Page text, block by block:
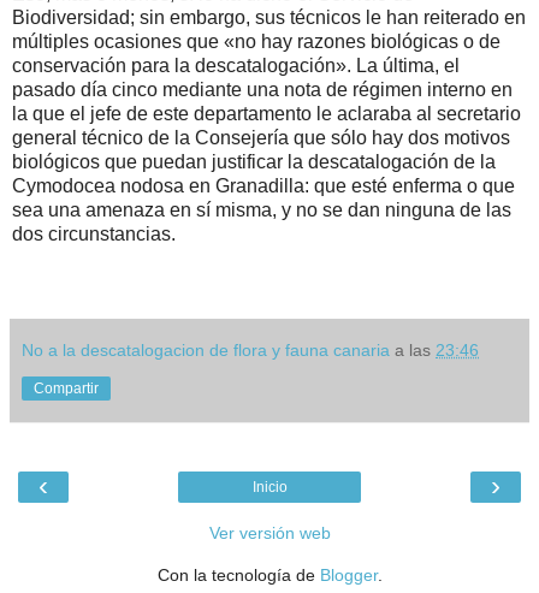
Biodiversidad; sin embargo, sus técnicos le han reiterado en
múltiples ocasiones que «no hay razones biológicas o de
conservación para la descatalogación». La última, el
pasado día cinco mediante una nota de régimen interno en
la que el jefe de este departamento le aclaraba al secretario
general técnico de la Consejería que sólo hay dos motivos
biológicos que puedan justificar la descatalogación de la
Cymodocea nodosa en Granadilla: que esté enferma o que
sea una amenaza en sí misma, y no se dan ninguna de las
dos circunstancias.
No a la descatalogacion de flora y fauna canaria a las 23:46
Compartir
‹ ›
Inicio
Ver versión web
Con la tecnología de Blogger.